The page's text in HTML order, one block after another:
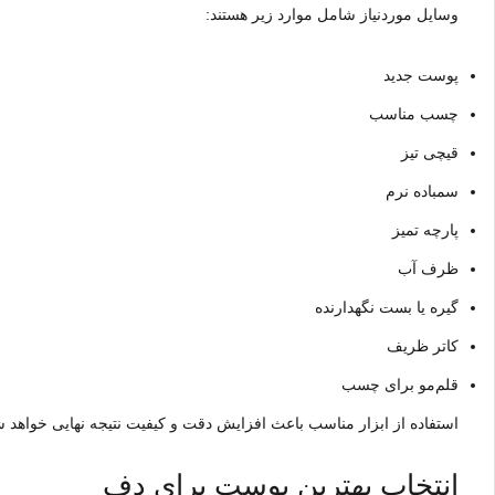
وسایل موردنیاز شامل موارد زیر هستند:
پوست جدید
چسب مناسب
قیچی تیز
سمباده نرم
پارچه تمیز
ظرف آب
گیره یا بست نگهدارنده
کاتر ظریف
قلم‌مو برای چسب
استفاده از ابزار مناسب باعث افزایش دقت و کیفیت نتیجه نهایی خواهد
انتخاب بهترین پوست برای دف